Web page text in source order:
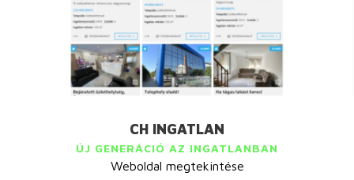
CH INGATLAN
ÚJ GENERÁCIÓ AZ INGATLANBAN
Weboldal megtekintése